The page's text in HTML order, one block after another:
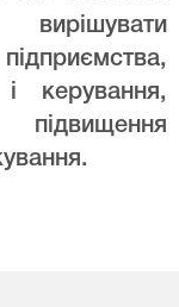
і керування,